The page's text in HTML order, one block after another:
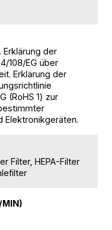
Erklärung der
108/EG über
Erklärung der
(RoHS 1) zur
Elektronikgeräten.
Filter, HEPA-Filter
MIN)